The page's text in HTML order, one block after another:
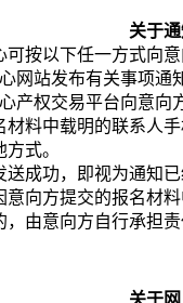
关于
可按以下任一方式向
网站发布有关事项通
产权交易平台向意向
材料中载明的联系人
式。
送成功，即视为通知
向方提交的报名材
，由意向方自行承担
关于